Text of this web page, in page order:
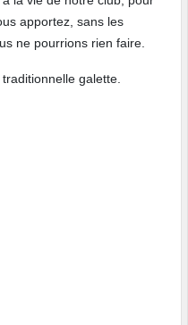
apportez, sans les
ne pourrions rien faire.
galette.